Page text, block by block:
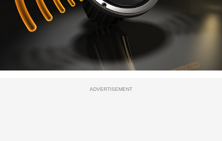
ADVERTISEMENT